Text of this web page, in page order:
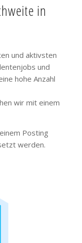
in
und aktivsten
und
hohe Anzahl
wir mit einem
Posting
werden.